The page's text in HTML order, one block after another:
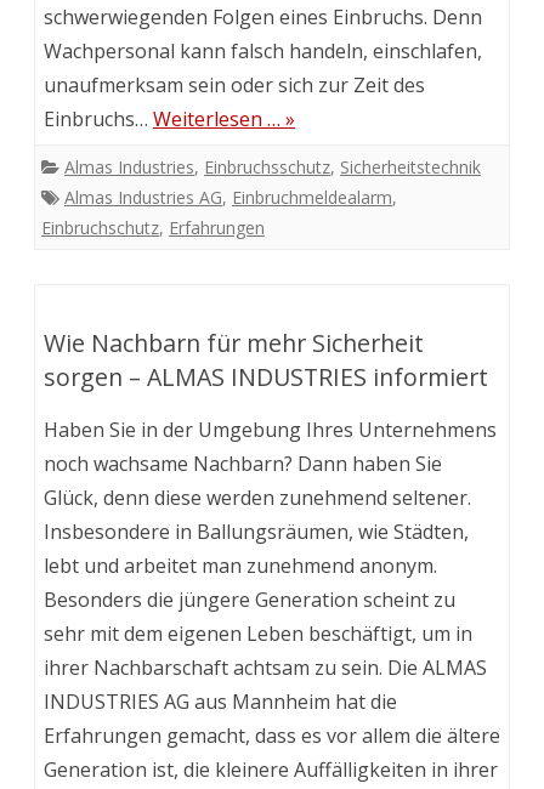
schwerwiegenden Folgen eines Einbruchs. Denn
Wachpersonal kann falsch handeln, einschlafen,
unaufmerksam sein oder sich zur Zeit des
Einbruchs… Weiterlesen … »
Almas Industries, Einbruchsschutz, Sicherheitstechnik
Almas Industries AG, Einbruchmeldealarm,
Einbruchschutz, Erfahrungen
Wie Nachbarn für mehr Sicherheit
sorgen – ALMAS INDUSTRIES informiert
Haben Sie in der Umgebung Ihres Unternehmens
noch wachsame Nachbarn? Dann haben Sie
Glück, denn diese werden zunehmend seltener.
Insbesondere in Ballungsräumen, wie Städten,
lebt und arbeitet man zunehmend anonym.
Besonders die jüngere Generation scheint zu
sehr mit dem eigenen Leben beschäftigt, um in
ihrer Nachbarschaft achtsam zu sein. Die ALMAS
INDUSTRIES AG aus Mannheim hat die
Erfahrungen gemacht, dass es vor allem die ältere
Generation ist, die kleinere Auffälligkeiten in ihrer